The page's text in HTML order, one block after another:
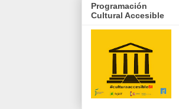
Programación
Cultural Accesible